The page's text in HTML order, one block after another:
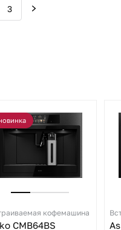
3
кофемашина
CMB64BS